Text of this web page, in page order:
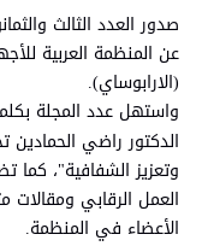
صدور العدد الثالث
عن المنظمة العربية
(الارابوساي).
واستهل عدد المجلة
الدكتور راضي الحمادين
وتعزيز الشفافية"،
العمل الرقابي ومقالات
الأعضاء في المنظمة.